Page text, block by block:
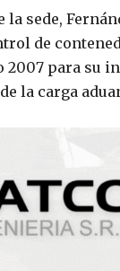
sede,
de
2007 para su
la carga